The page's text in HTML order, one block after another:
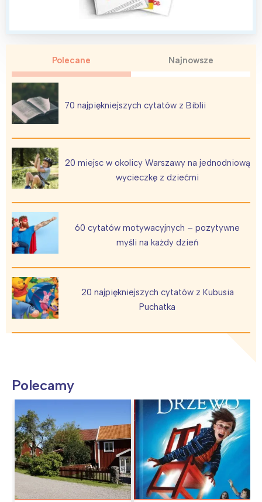
Polecane Najnowsze
70 najpiękniejszych cytatów z Biblii
20 miejsc w okolicy Warszawy na jednodniową
wycieczkę z dziećmi
60 cytatów motywacyjnych – pozytywne
myśli na każdy dzień
20 najpiękniejszych cytatów z Kubusia
Puchatka
Polecamy